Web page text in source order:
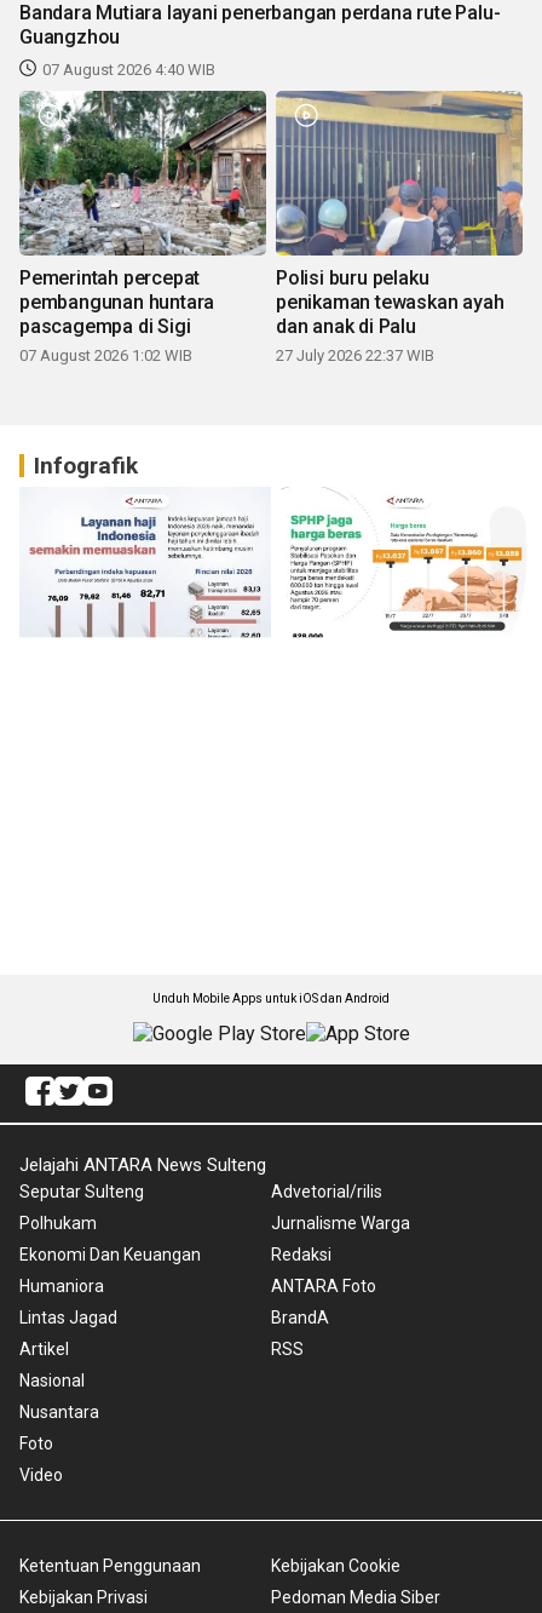
Bandara Mutiara layani penerbangan perdana rute Palu-
Guangzhou
07 August 2026 4:40 WIB
Pemerintah percepat
pembangunan huntara
pascagempa di Sigi
07 August 2026 1:02 WIB
Polisi buru pelaku
penikaman tewaskan ayah
dan anak di Palu
27 July 2026 22:37 WIB
Infografik
Unduh Mobile Apps untuk iOS dan Android
Jelajahi ANTARA News Sulteng
Seputar Sulteng
Polhukam
Ekonomi Dan Keuangan
Humaniora
Lintas Jagad
Artikel
Nasional
Nusantara
Foto
Video
Advetorial/rilis
Jurnalisme Warga
Redaksi
ANTARA Foto
BrandA
RSS
Ketentuan Penggunaan
Kebijakan Privasi
Kebijakan Cookie
Pedoman Media Siber